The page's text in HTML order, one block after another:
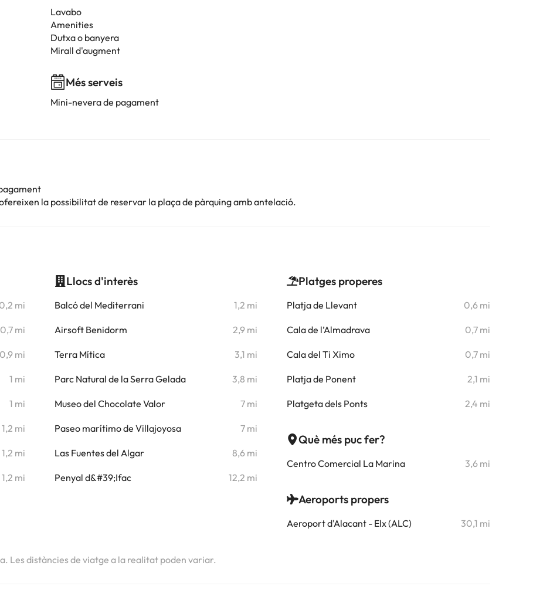
Lavabo
Amenities
Dutxa o banyera
Mirall d'augment
Més serveis
Mini-nevera de pagament
la possibilitat de reservar la plaça de pàrquing amb antelació.
0,2 mi
0,7 mi
0,9 mi
1 mi
1 mi
1,2 mi
1,2 mi
1,2 mi
Llocs d'interès
Balcó del Mediterrani 1,2 mi
Airsoft Benidorm 2,9 mi
Terra Mítica 3,1 mi
Parc Natural de la Serra Gelada 3,8 mi
Museo del Chocolate Valor 7 mi
Paseo marítimo de Villajoyosa 7 mi
Las Fuentes del Algar 8,6 mi
Penyal d&#39;Ifac 12,2 mi
Platges properes
Platja de Llevant 0,6 mi
Cala de l’Almadrava 0,7 mi
Cala del Ti Ximo 0,7 mi
Platja de Ponent 2,1 mi
Platgeta dels Ponts 2,4 mi
Què més puc fer?
Centro Comercial La Marina 3,6 mi
Aeroports propers
Aeroport d'Alacant - Elx (ALC) 30,1 mi
Les distàncies de viatge a la realitat poden variar.